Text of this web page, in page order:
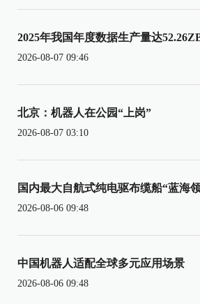
2025年我国年度数据生产量达
2026-08-07 09:46
北京：机器人在公园“上岗”
2026-08-07 03:10
国内最大自航式纯电驱布缆船“蓝海
2026-08-06 09:48
中国机器人适配全球多元应用场景
2026-08-06 09:48